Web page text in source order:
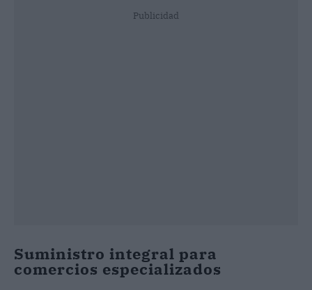
Publicidad
Suministro integral para
comercios especializados